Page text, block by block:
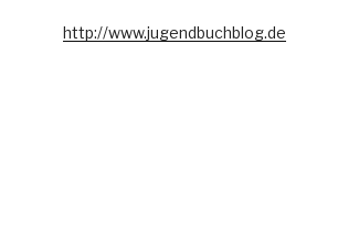
http://www.jugendbuchblog.de